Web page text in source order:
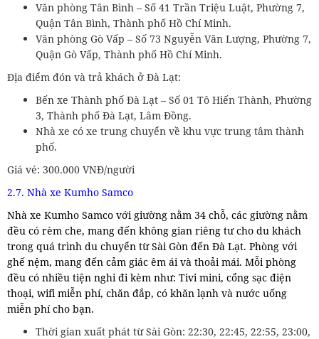
Văn phòng Tân Bình – Số 41 Trần Triệu Luật, Phường 7,
Quận Tân Bình, Thành phố Hồ Chí Minh.
Văn phòng Gò Vấp – Số 73 Nguyễn Văn Lượng, Phường 7,
Quận Gò Vấp, Thành phố Hồ Chí Minh.
Địa điểm đón và trả khách ở Đà Lạt:
Bến xe Thành phố Đà Lạt – Số 01 Tô Hiến Thành, Phường
3, Thành phố Đà Lạt, Lâm Đồng.
Nhà xe có xe trung chuyển về khu vực trung tâm thành
phố.
Giá vé: 300.000 VNĐ/người
2.7. Nhà xe Kumho Samco
Nhà xe Kumho Samco với giường nằm 34 chỗ, các giường nằm
đều có rèm che, mang đến không gian riêng tư cho du khách
trong quá trình du chuyển từ Sài Gòn đến Đà Lạt. Phòng với
ghế nệm, mang đến cảm giác êm ái và thoải mái. Mỗi phòng
đều có nhiều tiện nghi đi kèm như: Tivi mini, cổng sạc điện
thoại, wifi miễn phí, chăn đắp, có khăn lạnh và nước uống
miễn phí cho bạn.
Thời gian xuất phát từ Sài Gòn: 22:30, 22:45, 22:55, 23:00,